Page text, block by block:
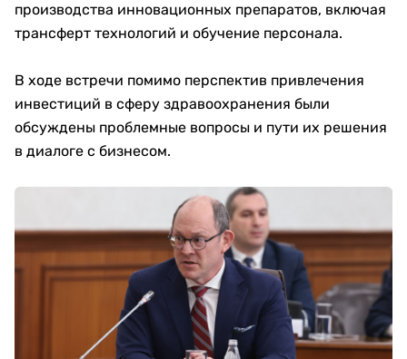
производства инновационных препаратов, включая
трансферт технологий и обучение персонала.
В ходе встречи помимо перспектив привлечения
инвестиций в сферу здравоохранения были
обсуждены проблемные вопросы и пути их решения
в диалоге с бизнесом.